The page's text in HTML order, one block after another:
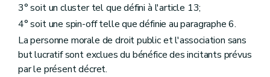
3° soit un cluster tel que défini à l'article 13;
4° soit une spin-off telle que définie au paragraphe 6.
La personne morale de droit public et l'association sans
but lucratif sont exclues du bénéfice des incitants prévus
par le présent décret.